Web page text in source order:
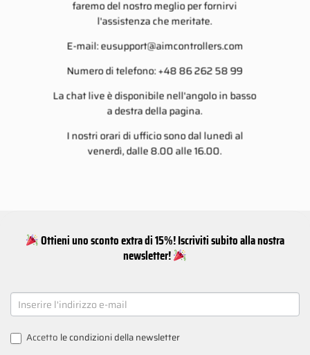
faremo del nostro meglio per fornirvi
l'assistenza che meritate.
E-mail:eusupport@aimcontrollers.com
Numero di telefono: +48 86 262 58 99
La chat live è disponibile nell'angolo in basso
a destra della pagina.
I nostri orari di ufficio sono dal lunedì al
venerdì, dalle 8.00 alle 16.00.
Ottieni uno sconto extra di 15%! Iscriviti subito alla nostra
newsletter!
NEWSLETTER
SIGNUP
Accetto le condizioni della newsletter